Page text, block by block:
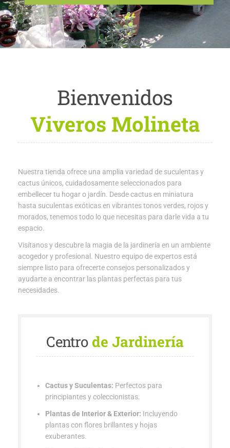
Bienvenidos
Viveros Molineta
Nuestra tienda ofrece una amplia variedad de suculentas y
cactus únicos, cuidadosamente seleccionados para
embellecer tu hogar o jardín. Desde cactus en miniatura
hasta suculentas exóticas en vibrantes tonos verdes, rojos y
morados, tenemos todo lo que necesitas para darle vida a tu
espacio.
Visítanos y descubre la magia de la jardinería en un ambiente
acogedor y profesional. Nuestro equipo de expertos está
siempre listo para ofrecerte consejos personalizados y
ayudarte a encontrar las plantas perfectas para tus
necesidades.
Centrode Jardinería
Cactus y Suculentas: Perfectos para
principiantes y coleccionistas.
Plantas de Interior & Exterior: Incluyendo
plantas con flores brillantes y hojas
exuberantes.